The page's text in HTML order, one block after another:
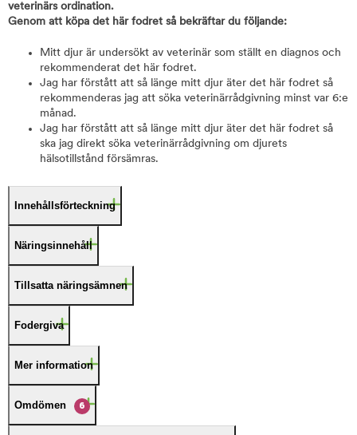
veterinärs ordination.
Genom att köpa det här fodret så bekräftar du följande:
Mitt djur är undersökt av veterinär som ställt en diagnos och
rekommenderat det här fodret.
Jag har förstått att så länge mitt djur äter det här fodret så
rekommenderas jag att söka veterinärrådgivning minst var 6:e
månad.
Jag har förstått att så länge mitt djur äter det här fodret så
ska jag direkt söka veterinärrådgivning om djurets
hälsotillstånd försämras.
Innehållsförteckning
Näringsinnehåll
Tillsatta näringsämnen
Fodergiva
Mer information
Omdömen 6